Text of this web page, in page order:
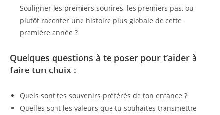
Souligner les premiers sourires, les premiers pas, ou
plutôt raconter une histoire plus globale de cette
première année ?
Quelques questions à te poser pour t’aider à
faire ton choix :
Quels sont tes souvenirs préférés de ton enfance ?
Quelles sont les valeurs que tu souhaites transmettre